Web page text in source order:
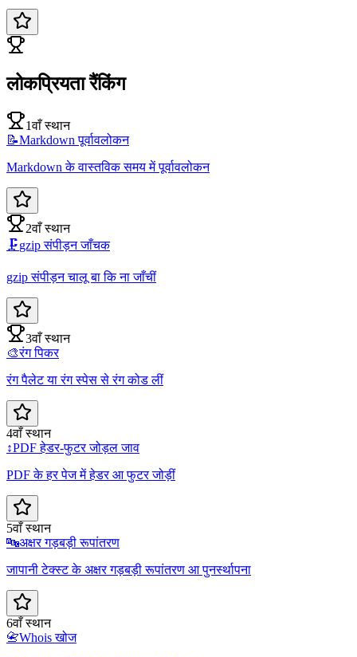
लोकप्रियता रैंकिंग
1वाँ स्थान
📝Markdown पूर्वावलोकन
Markdown के वास्तविक समय में पूर्वावलोकन
2वाँ स्थान
🗜️gzip संपीड़न जाँचक
gzip संपीड़न चालू बा कि ना जाँचीं
3वाँ स्थान
🎨रंग पिकर
रंग पैलेट या रंग स्पेस से रंग कोड लीं
4वाँ स्थान
↕️PDF हेडर-फुटर जोड़ल जाव
PDF के हर पेज में हेडर आ फुटर जोड़ीं
5वाँ स्थान
🔤अक्षर गड़बड़ी रूपांतरण
जापानी टेक्स्ट के अक्षर गड़बड़ी रूपांतरण आ पुनर्स्थापना
6वाँ स्थान
📇Whois खोज